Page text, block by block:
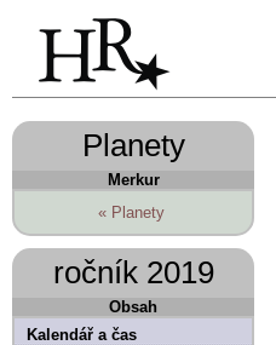
Planety
Merkur
« Planety
ročník 2019
Obsah
Kalendář a čas